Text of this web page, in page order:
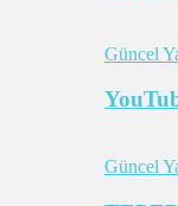
Güncel
Güncel